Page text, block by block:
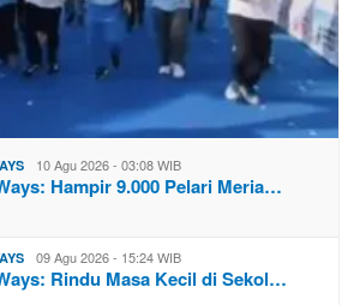
10 Agu 2026 - 03:08 WIB
Hampir 9.000 Pelari Meria…
09 Agu 2026 - 15:24 WIB
Rindu Masa Kecil di Sekol…